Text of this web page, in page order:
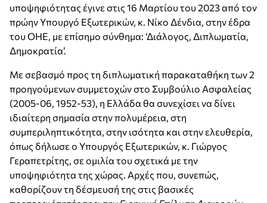
υποψηφιότητας έγινε στις 16 Μαρτίου του 2023 από τον
πρώην Υπουργό Εξωτερικών, κ. Νίκο Δένδια, στην έδρα
του ΟΗΕ, με επίσημο σύνθημα: ‘Διάλογος, Διπλωματία,
Δημοκρατία’.
Με σεβασμό προς τη διπλωματική παρακαταθήκη των 2
προηγούμενων συμμετοχών στο Συμβούλιο Ασφαλείας
(2005-06, 1952-53), η Ελλάδα θα συνεχίσει να δίνει
ιδιαίτερη σημασία στην πολυμέρεια, στη
συμπεριληπτικότητα, στην ισότητα και στην ελευθερία,
όπως δήλωσε ο Υπουργός Εξωτερικών, κ. Γιώργος
Γεραπετρίτης, σε ομιλία του σχετικά με την
υποψηφιότητα της χώρας. Αρχές που, συνεπώς,
καθορίζουν τη δέσμευσή της στις βασικές